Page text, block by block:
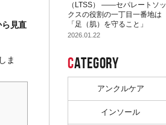
見直
ま
（LTSS） ――セパレートソッ
クスの役割の一丁目一番地は
「足（肌）を守ること」
2026.01.22
CATEGORY
アンクルケア
インソール